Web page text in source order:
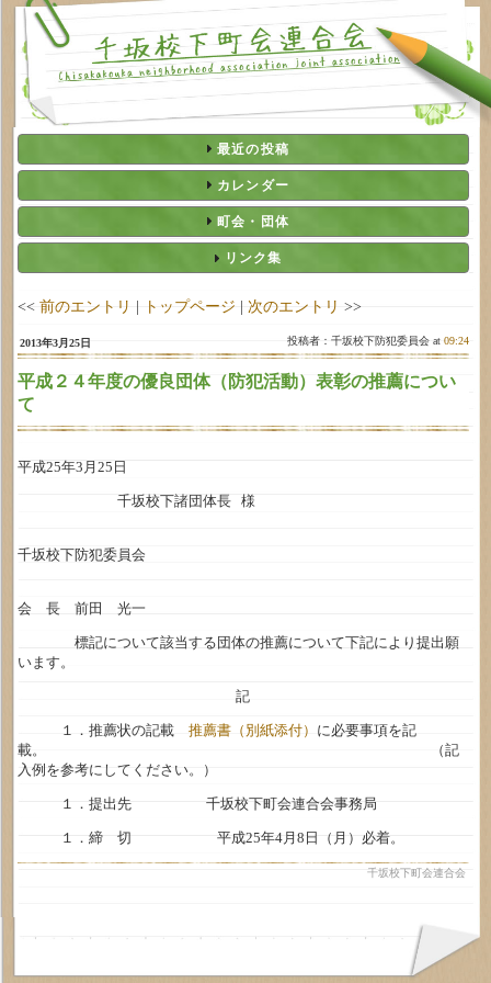
最近の投稿
カレンダー
町会・団体
リンク集
<< 前のエントリ | トップページ | 次のエントリ >>
2013年3月25日 投稿者：千坂校下防犯委員会 at09:24
平成２４年度の優良団体（防犯活動）表彰の推薦につい
て
平成25年3月25日
千坂校下諸団体長 様
千坂校下防犯委員会
会 長 前田 光一
標記について該当する団体の推薦について下記により提出願
います。
記
１．推薦状の記載 推薦書（別紙添付） に必要事項を記
載。 （記
入例を参考にしてください。）
１．提出先 千坂校下町会連合会事務局
１．締 切 平成25年4月8日（月）必着。
千坂校下町会連合会